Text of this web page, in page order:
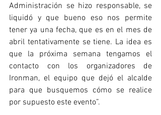
Administración se hizo responsable, se
liquidó y que bueno eso nos permite
tener ya una fecha, que es en el mes de
abril tentativamente se tiene. La idea es
que la próxima semana tengamos el
contacto con los organizadores de
Ironman, el equipo que dejó el alcalde
para que busquemos cómo se realice
por supuesto este evento”.